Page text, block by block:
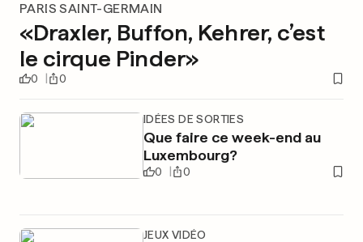
PARIS SAINT-GERMAIN
«Draxler, Buffon, Kehrer, c’est
le cirque Pinder»
0 0
IDÉES DE SORTIES
Que faire ce week-end au
Luxembourg?
0 0
JEUX VIDÉO